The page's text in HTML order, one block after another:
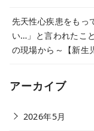
先天性心疾患をもっ
い…」と言われたこ
の現場から～【新生
アーカイブ
2026年5月